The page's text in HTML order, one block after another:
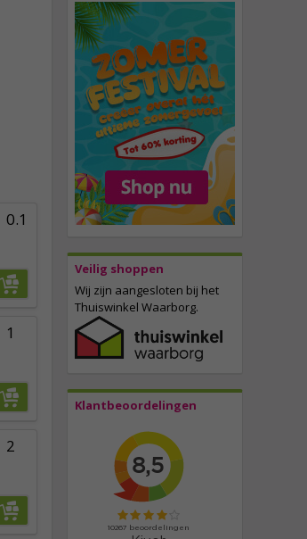
Veilig shoppen
Wij zijn aangesloten bij het
Thuiswinkel Waarborg.
Klantbeoordelingen
2